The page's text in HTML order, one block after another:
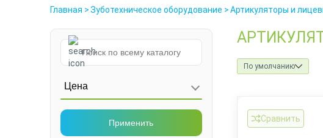
Главная >Зуботехническое оборудование >Артикуляторы и
По умолчанию
Сравнить
Цена
Применить